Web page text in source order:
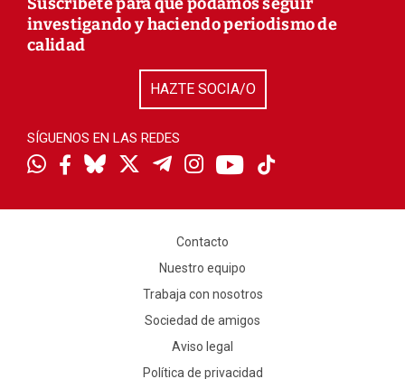
investigando y haciendo periodismo de
calidad
HAZTE SOCIA/O
SÍGUENOS EN LAS REDES
Contacto
Nuestro equipo
Trabaja con nosotros
Sociedad de amigos
Aviso legal
Política de privacidad